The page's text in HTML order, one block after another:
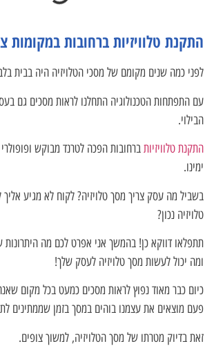
התקנת טלוויזיות ברחובות במקומות
לפני כמה שנים מקומם של מסכי הטלויזיה היה בבית
עם התפתחות הטכנולוגיה התחלנו לראות מסכים גם
הבילוי.
התקנת טלוויזיותברחובות הפכה לטרנד מבוקש
ימינו.
בשביל מה עסק צריך מסך טלויזיה? לקוח לא מגיע אליך
טלויזיה נכון?
תתפלאו דווקא כן! בהמשך אני אפרט לכם מה היתרונות
ומה יכול לעשות מסך טלויזיה לעסק שלך!
כיום כבר מאוד נפוץ לראות מסכים כמעט בכל מקום
פעם מוצאים את עצמנו בוהים במסך בזמן שממתינים
זאת בדיוק מטרתו של מסך הטלויזיה, למשוך צופים.